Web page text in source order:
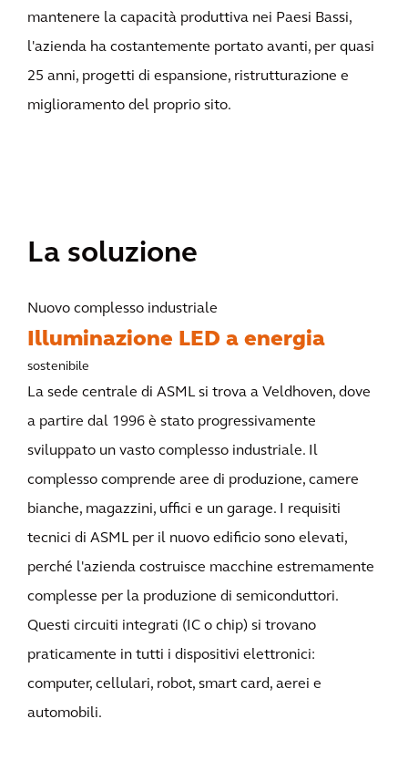
mantenere la capacità produttiva nei Paesi Bassi,
l'azienda ha costantemente portato avanti, per quasi
25 anni, progetti di espansione, ristrutturazione e
miglioramento del proprio sito.
La soluzione
Nuovo complesso industriale
Illuminazione LED a energia
sostenibile
La sede centrale di ASML si trova a Veldhoven, dove
a partire dal 1996 è stato progressivamente
sviluppato un vasto complesso industriale. Il
complesso comprende aree di produzione, camere
bianche, magazzini, uffici e un garage. I requisiti
tecnici di ASML per il nuovo edificio sono elevati,
perché l'azienda costruisce macchine estremamente
complesse per la produzione di semiconduttori.
Questi circuiti integrati (IC o chip) si trovano
praticamente in tutti i dispositivi elettronici:
computer, cellulari, robot, smart card, aerei e
automobili.